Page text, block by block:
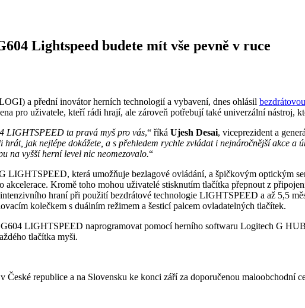
Lightspeed budete mít vše pevně v ruce
a přední inovátor herních technologií a vybavení, dnes ohlásil
pro uživatele, kteří rádi hrají, ale zároveň potřebují také univerzální nástroj,
LIGHTSPEED ta pravá myš pro vás,“ říká Ujesh Desai, viceprezident a
jak nejlépe dokážete, a s přehledem rychle zvládat i nejnáročnější akce
na vyšší herní level nic neomezovalo.“
která umožňuje bezlagové ovládání, a špičkovým optickým
akcelerace. Kromě toho mohou uživatelé stisknutím tlačítka přepnout z
hraní při použití bezdrátové technologie LIGHTSPEED a až 5,5
kolečkem s duálním režimem a šesticí palcem ovladatelných tlačítek.
LIGHTSPEED naprogramovat pomocí herního softwaru Logitech G
tlačítka myši.
České republice a na Slovensku ke konci září za doporučenou maloobchodní